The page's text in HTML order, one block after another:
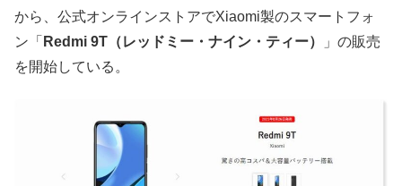
から、公式オンラインストアでXiaomi製のスマートフォ
ン「 Redmi 9T（レッドミー・ナイン・ティー）
」の販売
を開始している。